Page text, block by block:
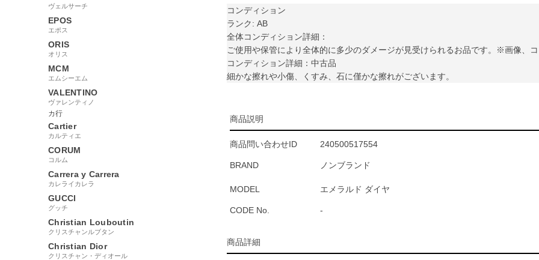
ヴェルサーチ
EPOS
エポス
ORIS
オリス
MCM
エムシーエム
VALENTINO
ヴァレンティノ
カ行
Cartier
カルティエ
CORUM
コルム
Carrera y Carrera
カレライカレラ
GUCCI
グッチ
Christian Louboutin
クリスチャンルブタン
Christian Dior
クリスチャン・ディオール
コンディション
ランク: AB
全体コンディション詳細：
ご使用や保管により全体的に多少のダメージが見受けられるお品です。※画像、
コンディション詳細：中古品
細かな擦れや小傷、くすみ、石に僅かな擦れがございます。
商品説明
商品問い合わせID 240500517554
BRAND ノンブランド
MODEL エメラルド ダイヤ
CODE No. -
商品詳細